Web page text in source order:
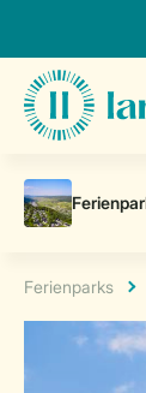
Ferienparks